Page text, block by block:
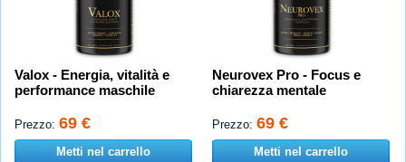
Valox - Energia, vitalità e
performance maschile
Prezzo: 69 €
Metti nel carrello
Neurovex Pro - Focus e
chiarezza mentale
Prezzo: 69 €
Metti nel carrello